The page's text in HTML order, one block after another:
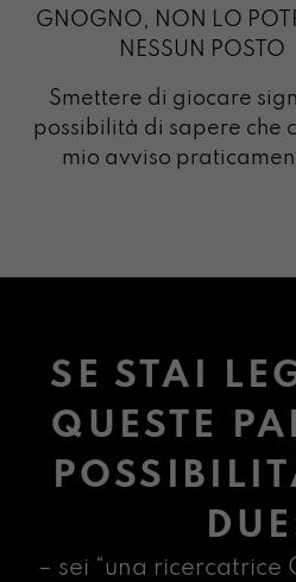
GNOGNO, NON LO
NESSUN POSTO
Smettere di giocare
possibilità di sapere che
mio avviso
SE STAI
QUESTE
– sei “una ricercatrice